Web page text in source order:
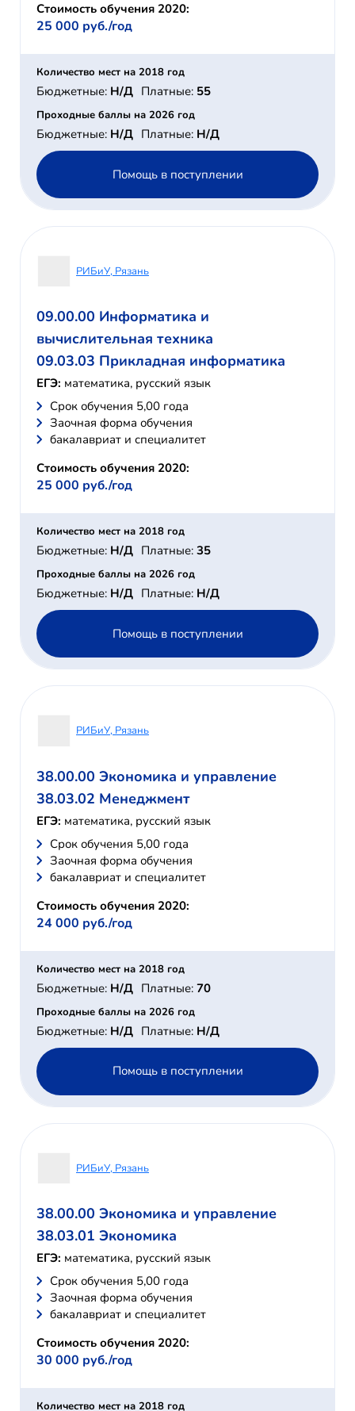
Стоимость обучения 2020:
25 000 руб./год
Количество мест на 2018 год
Бюджетные: Н/Д Платные: 55
Проходные баллы на 2026 год
Бюджетные: Н/Д Платные: Н/Д
Помощь в поступлении
РИБиУ, Рязань
09.00.00 Информатика и
вычислительная техника
09.03.03 Прикладная информатика
ЕГЭ: математика, русский язык
Cрок обучения 5,00 года
Заочная форма обучения
бакалавриат и специалитет
Стоимость обучения 2020:
25 000 руб./год
Количество мест на 2018 год
Бюджетные: Н/Д Платные: 35
Проходные баллы на 2026 год
Бюджетные: Н/Д Платные: Н/Д
Помощь в поступлении
РИБиУ, Рязань
38.00.00 Экономика и управление
38.03.02 Менеджмент
ЕГЭ: математика, русский язык
Cрок обучения 5,00 года
Заочная форма обучения
бакалавриат и специалитет
Стоимость обучения 2020:
24 000 руб./год
Количество мест на 2018 год
Бюджетные: Н/Д Платные: 70
Проходные баллы на 2026 год
Бюджетные: Н/Д Платные: Н/Д
Помощь в поступлении
РИБиУ, Рязань
38.00.00 Экономика и управление
38.03.01 Экономика
ЕГЭ: математика, русский язык
Cрок обучения 5,00 года
Заочная форма обучения
бакалавриат и специалитет
Стоимость обучения 2020:
30 000 руб./год
Количество мест на 2018 год